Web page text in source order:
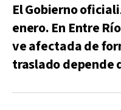
El Gobierno
enero. En Entre
ve afectada de
traslado depende